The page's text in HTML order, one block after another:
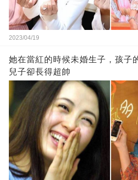
2023/04/19
她在當紅的時候未婚生子，孩子
兒子卻長得超帥